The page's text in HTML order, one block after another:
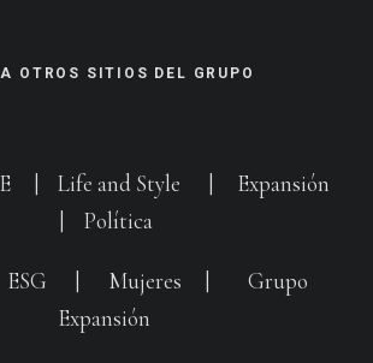
OTROS SITIOS DEL GRUPO
Life and Style
Expansión
Política
ESG Mujeres
Grupo
Expansión